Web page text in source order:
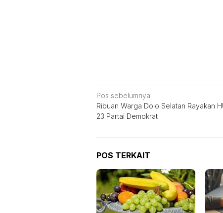
Navigasi
pos
Pos sebelumnya
Ribuan Warga Dolo Selatan Rayakan
23 Partai Demokrat
POS TERKAIT